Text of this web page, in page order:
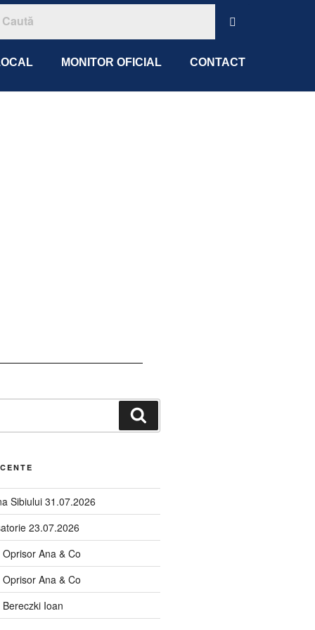
MONITOR OFICIAL CONTACT
Sibiului 31.07.2026
23.07.2026
Ana & Co
Ana & Co
Ioan